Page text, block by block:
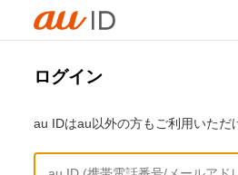
ログイン
au IDはau以外の方もご利用いただ